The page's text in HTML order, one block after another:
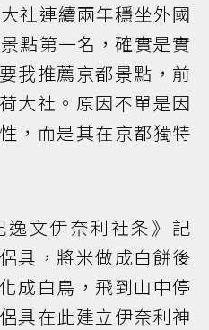
社連續兩年穩坐外國
點第一名，確實是實
我推薦京都景點，前
大社。原因不單是因
，而是其在京都獨特
文伊奈利社条》記
具，將米做成白餅後
成白鳥，飛到山中停
具在此建立伊奈利神